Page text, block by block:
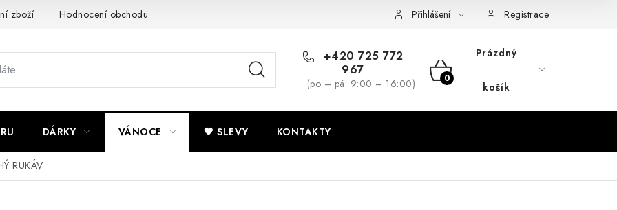
zboží Hodnocení obchodu GDPR + cookies
Přihlášení Registrace
+420 725 772
967
(po – pá: 9:00 – 16:00)
NÁKUPNÍ
Prázdný
košík
DÁRKY VÁNOCE 🖤 SLEVY KONTAKTY
RUKÁV